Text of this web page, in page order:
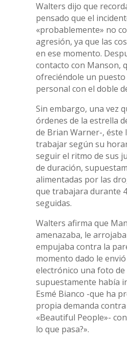
Walters dijo que
pensado que el
«probablemente» no
agresión, ya que las
en ese momento.
contacto con Manson,
ofreciéndole un
personal con el doble
Sin embargo, una vez
órdenes de la estrella
de Brian Warner-, éste
trabajar según su
seguir el ritmo de sus
de duración,
alimentadas por las
que trabajara durante
seguidas.
Walters afirma que
amenazaba, le
empujaba contra la
momento dado le
electrónico una foto de
supuestamente había
Esmé Bianco -que ha
propia demanda
«Beautiful People»-
lo que pasa?».